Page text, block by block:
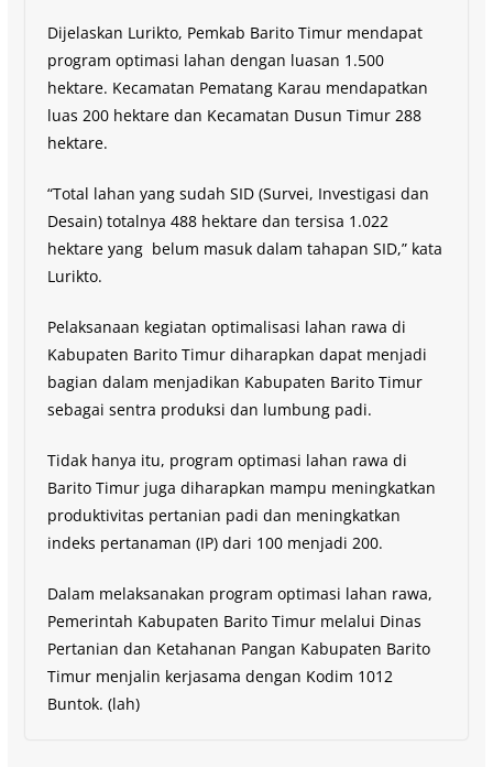
Dijelaskan Lurikto, Pemkab Barito Timur mendapat
program optimasi lahan dengan luasan 1.500
hektare. Kecamatan Pematang Karau mendapatkan
luas 200 hektare dan Kecamatan Dusun Timur 288
hektare.
“Total lahan yang sudah SID (Survei, Investigasi dan
Desain) totalnya 488 hektare dan tersisa 1.022
hektare yang belum masuk dalam tahapan SID,” kata
Lurikto.
Pelaksanaan kegiatan optimalisasi lahan rawa di
Kabupaten Barito Timur diharapkan dapat menjadi
bagian dalam menjadikan Kabupaten Barito Timur
sebagai sentra produksi dan lumbung padi.
Tidak hanya itu, program optimasi lahan rawa di
Barito Timur juga diharapkan mampu meningkatkan
produktivitas pertanian padi dan meningkatkan
indeks pertanaman (IP) dari 100 menjadi 200.
Dalam melaksanakan program optimasi lahan rawa,
Pemerintah Kabupaten Barito Timur melalui Dinas
Pertanian dan Ketahanan Pangan Kabupaten Barito
Timur menjalin kerjasama dengan Kodim 1012
Buntok. (lah)